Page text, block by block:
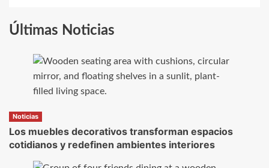
Últimas Noticias
Noticias
Los muebles decorativos transforman espacios
cotidianos y redefinen ambientes interiores